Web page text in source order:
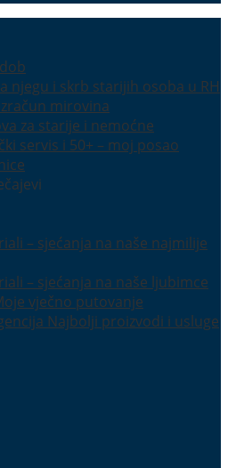
njegu i skrb starijih osoba u RH
mirovina
za starije i nemoćne
servis i 50+ – moj posao
– sjećanja na naše najmilije
– sjećanja na naše ljubimce
vječno putovanje
Najbolji proizvodi i usluge